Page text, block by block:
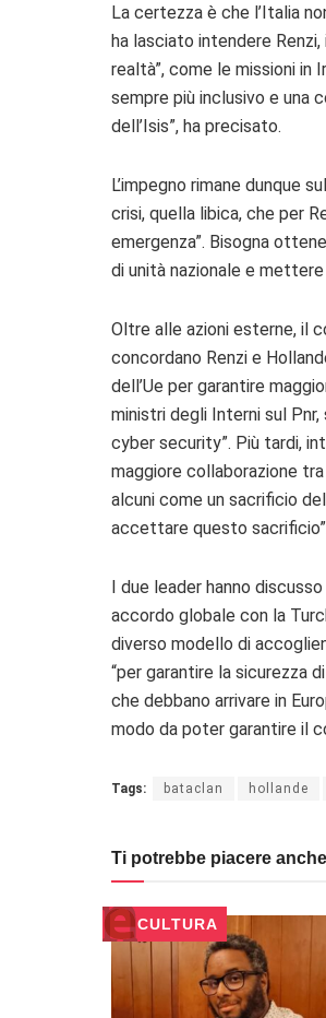
La certezza è che l’Italia
ha lasciato intendere
realtà”, come le missioni in
sempre più inclusivo e una
dell’Isis”, ha precisato.
L’impegno rimane dunque
crisi, quella libica, che per
emergenza”. Bisogna
di unità nazionale e mettere
Oltre alle azioni esterne, il
concordano Renzi e
dell’Ue per garantire
ministri degli Interni sul
cyber security”. Più tardi,
maggiore collaborazione
alcuni come un sacrificio
accettare questo
I due leader hanno
accordo globale con la
diverso modello di
“per garantire la sicurezza
che debbano arrivare in
modo da poter garantire il
Tags: bataclan hollande
Ti potrebbe piacere anche
CULTURA